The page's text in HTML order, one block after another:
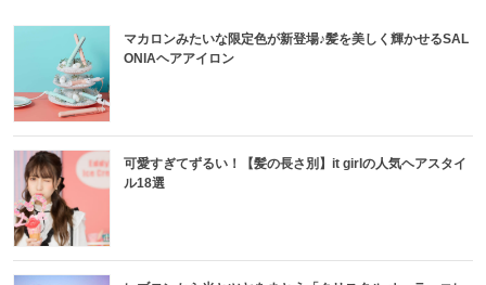
マカロンみたいな限定色が新登場♪髪を美しく輝かせるSAL
ONIAヘアアイロン
可愛すぎてずるい！【髪の長さ別】it girlの人気ヘアスタイ
ル18選